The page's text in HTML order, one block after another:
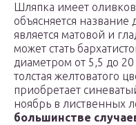
Шляпка имеет
объясняется
является матовой и
может стать
диаметром от 5,5 до
толстая желтоватого
приобретает
ноябрь в лиственных
большинстве